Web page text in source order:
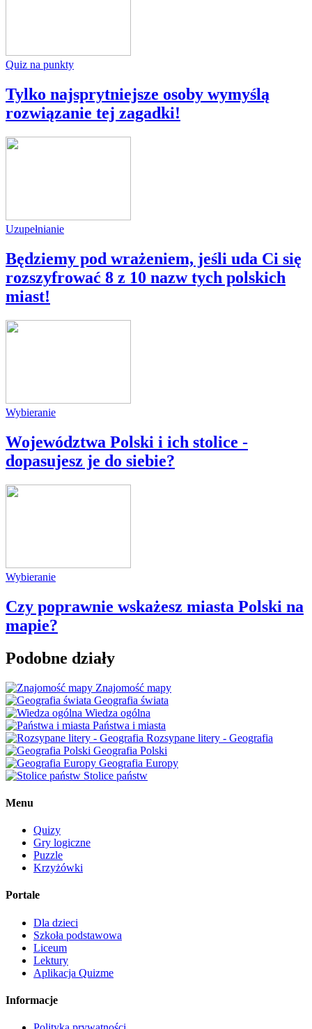
Quiz na punkty
Tylko najsprytniejsze osoby wymyślą
rozwiązanie tej zagadki!
Uzupełnianie
Będziemy pod wrażeniem, jeśli uda Ci się
rozszyfrować 8 z 10 nazw tych polskich
miast!
Wybieranie
Województwa Polski i ich stolice -
dopasujesz je do siebie?
Wybieranie
Czy poprawnie wskażesz miasta Polski na
mapie?
Podobne działy
Znajomość mapy
Geografia świata
Wiedza ogólna
Państwa i miasta
Rozsypane litery - Geografia
Geografia Polski
Geografia Europy
Stolice państw
Menu
Quizy
Gry logiczne
Puzzle
Krzyżówki
Portale
Dla dzieci
Szkoła podstawowa
Liceum
Lektury
Aplikacja Quizme
Informacje